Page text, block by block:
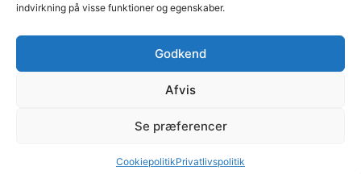
indvirkning på visse funktioner og egenskaber.
Godkend
Afvis
Se præferencer
CookiepolitikPrivatlivspolitik
Fokus på kommunerne | Copyright © 2020-2026
Webbureau.dk
Restauranter
Restaurants in Denmark